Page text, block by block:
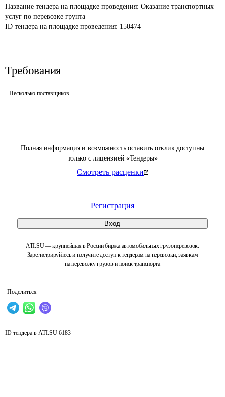
Полная информация и возможность оставить отклик доступны
только с лицензией «Тендеры»
Смотреть расценки
Регистрация
Вход
ATI.SU — крупнейшая в России биржа автомобильных грузоперевозок.
Зарегистрируйтесь и получите доступ к тендерам на перевозки, заявкам
на перевозку грузов и поиск транспорта
Поделиться
Название тендера на площадке проведения: Оказание транспортных
услуг по перевозке грунта
ID тендера на площадке проведения: 150474
Требования
Несколько поставщиков
ID тендера в ATI.SU 6183